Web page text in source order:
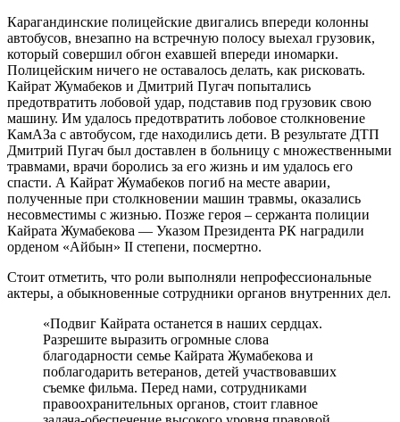
Карагандинские полицейские двигались впереди колонны
автобусов, внезапно на встречную полосу выехал грузовик,
который совершил обгон ехавшей впереди иномарки.
Полицейским ничего не оставалось делать, как рисковать.
Кайрат Жумабеков и Дмитрий Пугач попытались
предотвратить лобовой удар, подставив под грузовик свою
машину. Им удалось предотвратить лобовое столкновение
КамАЗа с автобусом, где находились дети. В результате ДТП
Дмитрий Пугач был доставлен в больницу с множественными
травмами, врачи боролись за его жизнь и им удалось его
спасти. А Кайрат Жумабеков погиб на месте аварии,
полученные при столкновении машин травмы, оказались
несовместимы с жизнью. Позже героя – сержанта полиции
Кайрата Жумабекова — Указом Президента РК наградили
орденом «Айбын» II степени, посмертно.
Стоит отметить, что роли выполняли непрофессиональные
актеры, а обыкновенные сотрудники органов внутренних дел.
«Подвиг Кайрата останется в наших сердцах.
Разрешите выразить огромные слова
благодарности семье Кайрата Жумабекова и
поблагодарить ветеранов, детей участвовавших
съемке фильма. Перед нами, сотрудниками
правоохранительных органов, стоит главное